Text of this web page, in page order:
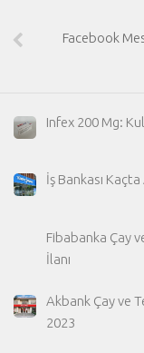
Facebook
Infex 200 Mg:
İş Bankası Kaçta
Fibabanka Çay
İlanı
Akbank Çay ve
2023